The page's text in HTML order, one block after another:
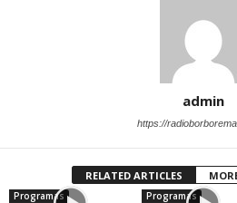
admin
https://
RELATED ARTICLES
Programas Programas